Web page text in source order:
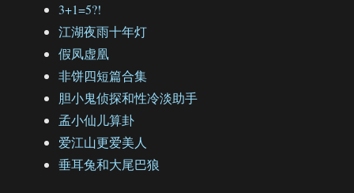
3+1=5?!
江湖夜雨十年灯
假凤虚凰
非饼四短篇合集
胆小鬼侦探和性冷淡助手
孟小仙儿算卦
爱江山更爱美人
垂耳兔和大尾巴狼